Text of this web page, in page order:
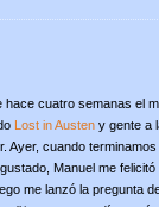
hace cuatro semanas el
Lost in Austen y gente a
Ayer, cuando
Manuel me
me lanzó la pregunta